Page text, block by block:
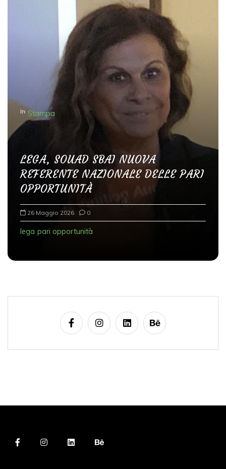
In Stampa
LEGA, SOUAD SBAI NUOVA
REFERENTE NAZIONALE DELLE PARI
OPPORTUNITÀ
26 Maggio 2026 0
lega pari opportunità